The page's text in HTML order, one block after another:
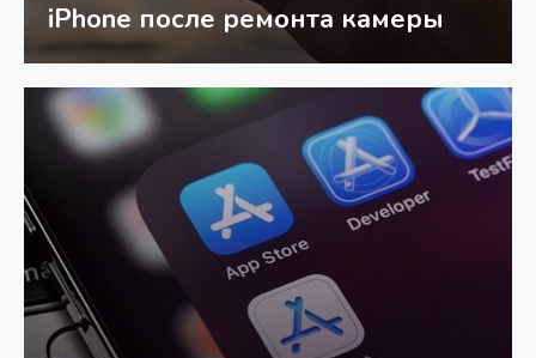
iPhone после ремонта камеры